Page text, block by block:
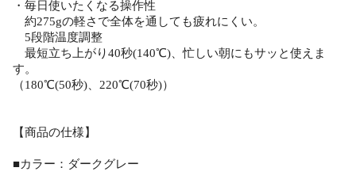
・毎日使いたくなる操作性
約275gの軽さで全体を通しても疲れにくい。
5段階温度調整
最短立ち上がり40秒(140℃)、忙しい朝にもサッと使えま
す。
（180℃(50秒)、220℃(70秒)）
【商品の仕様】
■カラー：ダークグレー